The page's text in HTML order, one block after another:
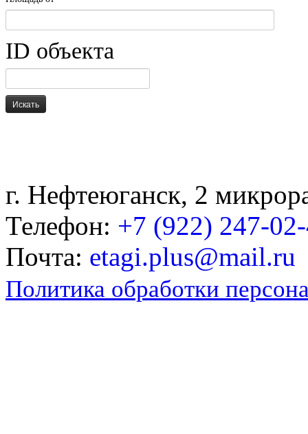
ID объекта
Искать
г. Нефтеюганск, 2
Телефон: +7 (922) 247-
Почта: etagi.plus@mail.ru
Политика обработки